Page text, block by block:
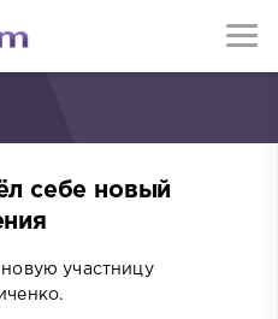
себе новый
участницу